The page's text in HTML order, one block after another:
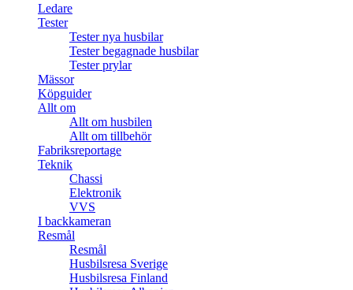
Ledare
Tester
Tester nya husbilar
Tester begagnade husbilar
Tester prylar
Mässor
Köpguider
Allt om
Allt om husbilen
Allt om tillbehör
Fabriksreportage
Teknik
Chassi
Elektronik
VVS
I backkameran
Resmål
Resmål
Husbilsresa Sverige
Husbilsresa Finland